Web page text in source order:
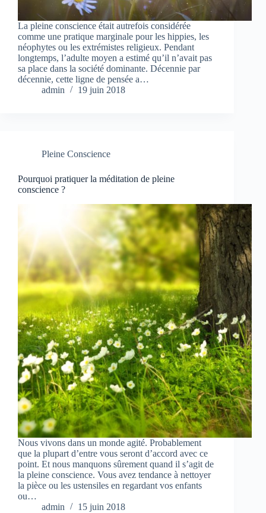
La pleine conscience était autrefois considérée
comme une pratique marginale pour les hippies, les
néophytes ou les extrémistes religieux. Pendant
longtemps, l’adulte moyen a estimé qu’il n’avait pas
sa place dans la société dominante. Décennie par
décennie, cette ligne de pensée a…
admin
19 juin 2018
Pleine Conscience
Pourquoi pratiquer la méditation de pleine
conscience ?
Nous vivons dans un monde agité. Probablement
que la plupart d’entre vous seront d’accord avec ce
point. Et nous manquons sûrement quand il s’agit de
la pleine conscience. Vous avez tendance à nettoyer
la pièce ou les ustensiles en regardant vos enfants
ou…
admin
15 juin 2018